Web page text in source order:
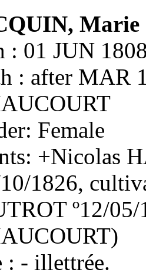
Marie
: 01 JUN
: after MAR
Female
+Nicolas
1826,
º12/
: - illettrée.